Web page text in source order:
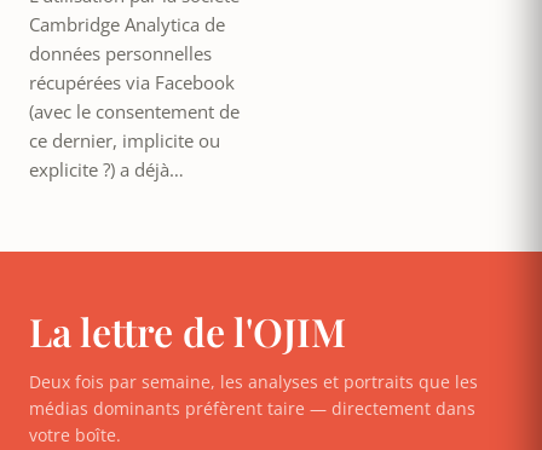
Cambridge Analytica de
données personnelles
récupérées via Facebook
(avec le consentement de
ce dernier, implicite ou
explicite ?) a déjà…
La lettre de l'OJIM
Deux fois par semaine, les analyses et portraits que les
médias dominants préfèrent taire — directement dans
votre boîte.